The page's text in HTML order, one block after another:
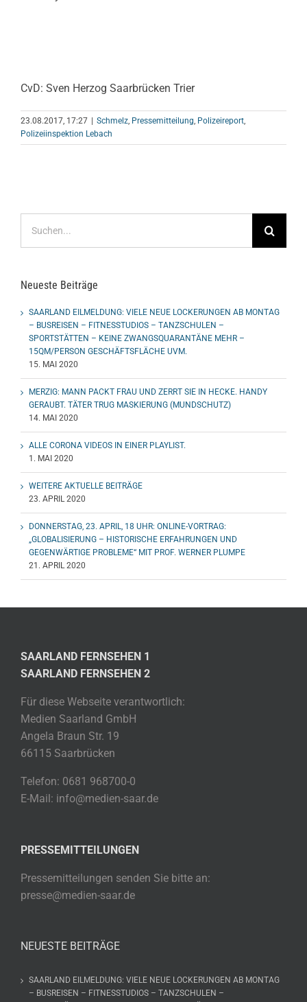
CvD: Sven Herzog Saarbrücken Trier
23.08.2017, 17:27 Schmelz, Pressemitteilung, Polizeireport,
Polizeiinspektion Lebach
nach:
Neueste Beiträge
SAARLAND EILMELDUNG: VIELE NEUE LOCKERUNGEN AB MONTAG
– BUSREISEN – FITNESSTUDIOS – TANZSCHULEN –
SPORTSTÄTTEN – KEINE ZWANGSQUARANTÄNE MEHR –
15QM/PERSON GESCHÄFTSFLÄCHE UVM.
15. MAI 2020
MERZIG: MANN PACKT FRAU UND ZERRT SIE IN HECKE. HANDY
GERAUBT. TÄTER TRUG MASKIERUNG (MUNDSCHUTZ)
14. MAI 2020
ALLE CORONA VIDEOS IN EINER PLAYLIST.
1. MAI 2020
WEITERE AKTUELLE BEITRÄGE
23. APRIL 2020
DONNERSTAG, 23. APRIL, 18 UHR: ONLINE-VORTRAG:
„GLOBALISIERUNG – HISTORISCHE ERFAHRUNGEN UND
GEGENWÄRTIGE PROBLEME“ MIT PROF. WERNER PLUMPE
21. APRIL 2020
SAARLAND FERNSEHEN 1
SAARLAND FERNSEHEN 2
Für diese Webseite verantwortlich:
Medien Saarland GmbH
Angela Braun Str. 19
66115 Saarbrücken
Telefon: 0681 968700-0
E-Mail: info@medien-saar.de
PRESSEMITTEILUNGEN
Pressemitteilungen senden Sie bitte an:
presse@medien-saar.de
NEUESTE BEITRÄGE
SAARLAND EILMELDUNG: VIELE NEUE LOCKERUNGEN AB MONTAG
– BUSREISEN – FITNESSTUDIOS – TANZSCHULEN –